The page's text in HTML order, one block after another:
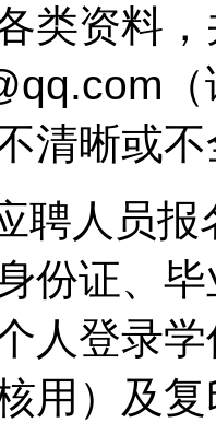
类资料
清晰或
聘人员
份证、
人登录
用）及